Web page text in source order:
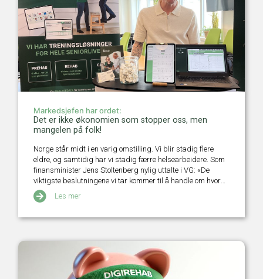
Markedsjefen har ordet:
Det er ikke økonomien som stopper oss, men
mangelen på folk!
Norge står midt i en varig omstilling. Vi blir stadig flere
eldre, og samtidig har vi stadig færre helsearbeidere. Som
finansminister Jens Stoltenberg nylig uttalte i VG: «De
viktigste beslutningene vi tar kommer til å handle om hvor
arbeidskraften vi har settes inn.»
Les mer